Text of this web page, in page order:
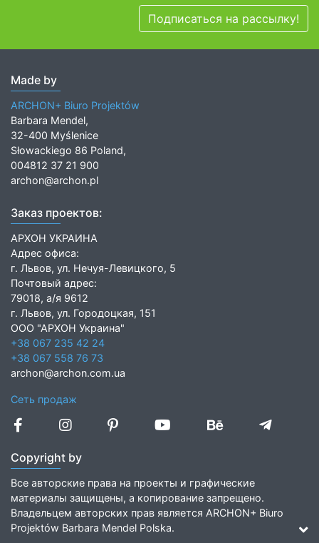
Подписаться на рассылку!
Made by
ARCHON+ Biuro Projektów
Barbara Mendel,
32-400 Myślenice
Słowackiego 86 Poland,
004812 37 21 900
archon@archon.pl
Заказ проектов:
АРХОН УКРАИНА
Адрес офиса:
г. Львов, ул. Нечуя-Левицкого, 5
Почтовый адрес:
79018, а/я 9612
г. Львов, ул. Городоцкая, 151
ООО "АРХОН Украина"
+38 067 235 42 24
+38 067 558 76 73
archon@archon.com.ua
Сеть продаж
Copyright by
Все авторские права на проекты и графические
материалы защищены, а копирование запрещено.
Владельцем авторских прав является ARCHON+ Biuro
Projektów Barbara Mendel Polska.